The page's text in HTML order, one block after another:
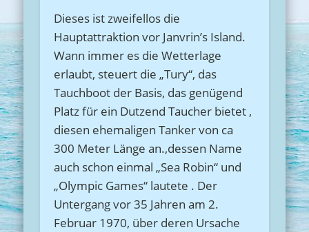
Dieses ist zweifellos die
Hauptattraktion vor Janvrin’s Island.
Wann immer es die Wetterlage
erlaubt, steuert die „Tury“, das
Tauchboot der Basis, das genügend
Platz für ein Dutzend Taucher bietet ,
diesen ehemaligen Tanker von ca
300 Meter Länge an.,dessen Name
auch schon einmal „Sea Robin“ und
„Olympic Games“ lautete . Der
Untergang vor 35 Jahren am 2.
Februar 1970, über deren Ursache